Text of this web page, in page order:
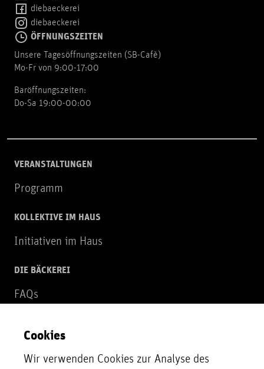
diebaeckerei
diebaeckerei
ÖFFNUNGSZEITEN
Unsere Tagesöffnungszeiten (SB-Cafè)
Mo-Fr von 9:00-17:00
Baröffnungszeiten:
Do-Sa 19:00-00:00
VERANSTALTUNGEN
Programm
KOLLEKTIVE IM HAUS
Initiativen im Haus
DIE BÄCKEREI
FAQs
NEWSLETTER
Zur Newsletter Anmeldung
Cookies
Wir verwenden Cookies zur Analyse des